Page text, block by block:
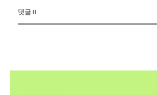
댓글 0